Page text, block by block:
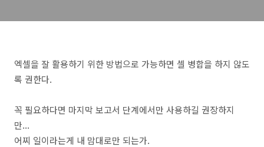
엑셀을 잘 활용하기 위한 방법으로 가능하면 셀 병합을 하지 않도
록 권한다.
꼭 필요하다면 마지막 보고서 단계에서만 사용하길 권장하지
만...
어찌 일이라는게 내 맘대로만 되는가.